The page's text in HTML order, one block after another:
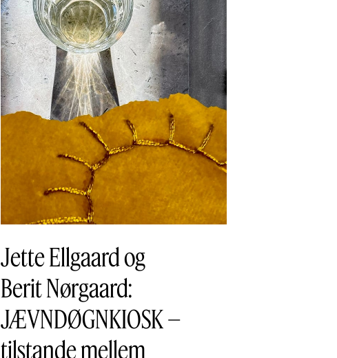
Jette Ellgaard og
Berit Nørgaard:
JÆVNDØGNKIOSK –
tilstande mellem